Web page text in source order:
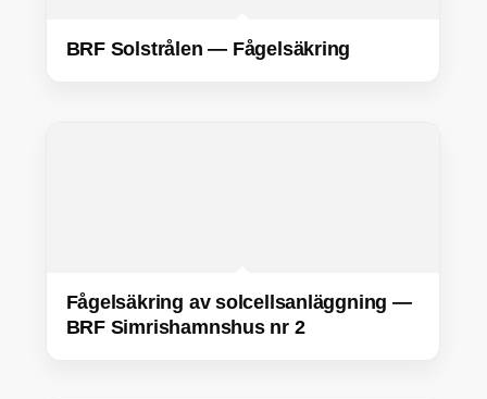
BRF Solstrålen — Fågelsäkring
Fågelsäkring av solcellsanläggning —
BRF Simrishamnshus nr 2